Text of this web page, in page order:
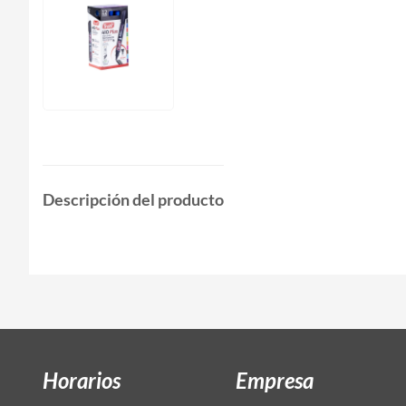
Descripción del producto
Horarios Empresa